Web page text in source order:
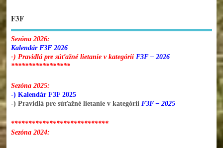
F3F
Sezóna 2026:
Kalendár F3F 2026
-) Pravidlá pre súťažné lietanie v kategórii F3F – 2026
*****************
Sezóna 2025:
-) Kalendár F3F 2025
-) Pravidlá pre súťažné lietanie v kategórii F3F – 2025
****************************
Sezóna 2024: